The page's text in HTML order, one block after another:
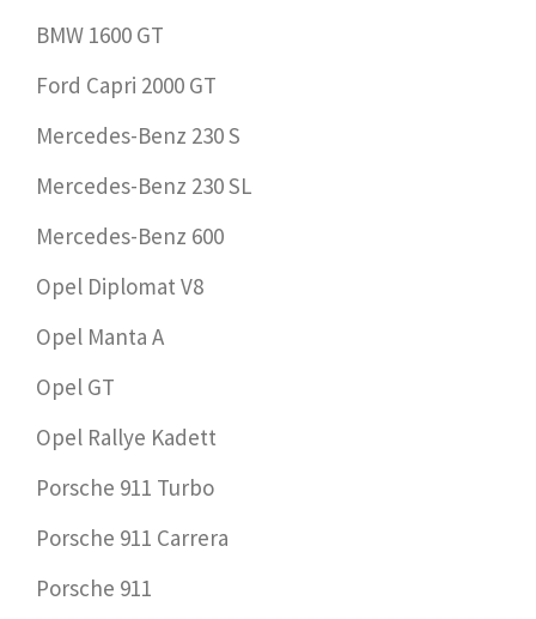
BMW 1600 GT
Ford Capri 2000 GT
Mercedes-Benz 230 S
Mercedes-Benz 230 SL
Mercedes-Benz 600
Opel Diplomat V8
Opel Manta A
Opel GT
Opel Rallye Kadett
Porsche 911 Turbo
Porsche 911 Carrera
Porsche 911